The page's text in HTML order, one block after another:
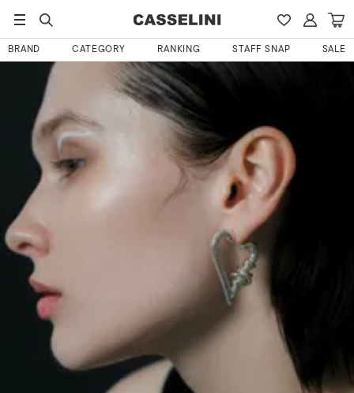
BRAND CATEGORY RANKING STAFF SNAP SALE